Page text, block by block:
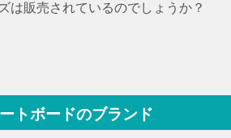
は販売されているのでしょうか？
トボードのブランド